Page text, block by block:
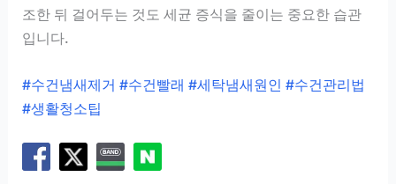
조한 뒤 걸어두는 것도 세균 증식을 줄이는 중요한 습관
입니다.
#수건냄새제거 #수건빨래 #세탁냄새원인 #수건관리법
#생활청소팁